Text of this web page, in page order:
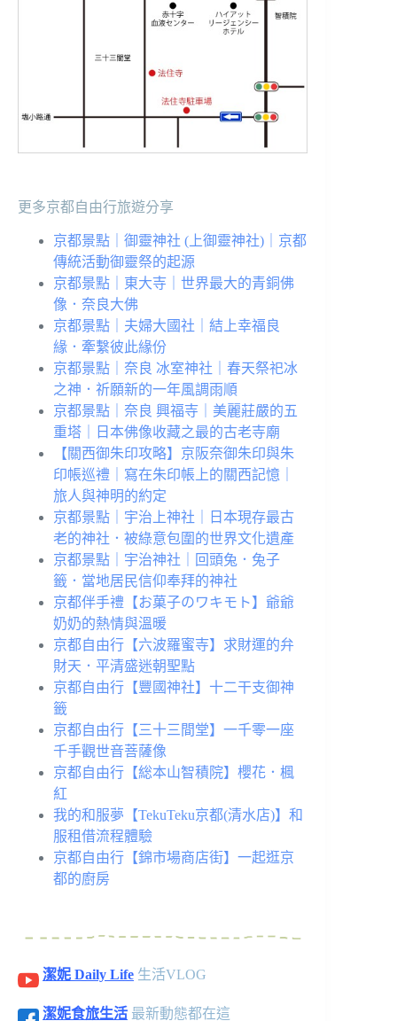
更多京都自由行旅遊分享
京都景點｜御靈神社 (上御靈神社)｜京都
傳統活動御靈祭的起源
京都景點｜東大寺｜世界最大的青銅佛
像．奈良大佛
京都景點｜夫婦大國社｜結上幸福良
緣．牽繫彼此緣份
京都景點｜奈良 冰室神社｜春天祭祀冰
之神．祈願新的一年風調雨順
京都景點｜奈良 興福寺｜美麗莊嚴的五
重塔｜日本佛像收藏之最的古老寺廟
【關西御朱印攻略】京阪奈御朱印與朱
印帳巡禮｜寫在朱印帳上的關西記憶｜
旅人與神明的約定
京都景點｜宇治上神社｜日本現存最古
老的神社．被綠意包圍的世界文化遺產
京都景點｜宇治神社｜回頭兔．兔子
籤．當地居民信仰奉拜的神社
京都伴手禮【お菓子のワキモト】爺爺
奶奶的熱情與溫暖
京都自由行【六波羅蜜寺】求財運的弁
財天．平清盛迷朝聖點
京都自由行【豐國神社】十二干支御神
籤
京都自由行【三十三間堂】一千零一座
千手觀世音菩薩像
京都自由行【総本山智積院】櫻花．楓
紅
我的和服夢【TekuTeku京都(清水店)】和
服租借流程體驗
京都自由行【錦市場商店街】一起逛京
都的廚房
潔妮 Daily Life 生活VLOG
潔妮食旅生活 最新動態都在這